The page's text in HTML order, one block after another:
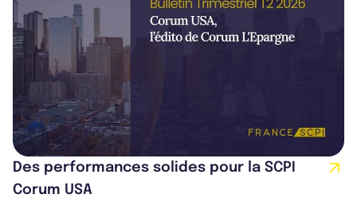
Des performances solides pour la SCPI
Corum USA